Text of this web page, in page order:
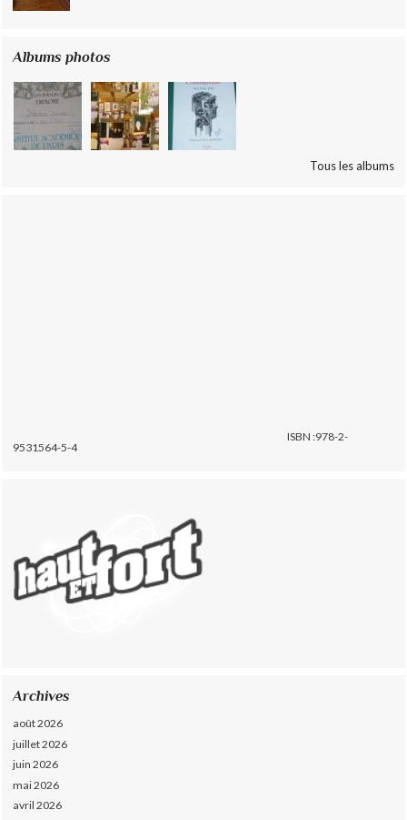
Albums photos
Tous les albums
ISBN :978-2-
9531564-5-4
Archives
août 2026
juillet 2026
juin 2026
mai 2026
avril 2026